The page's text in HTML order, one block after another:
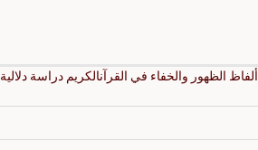
ألفاظ الظهور والخفاء في القرآنالكريم دراسة دلالية